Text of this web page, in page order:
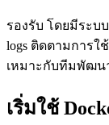
รองรับ โดยมีระบ
logs ติดตามการใ
เหมาะกับทีมพัฒ
เริ่มใช้